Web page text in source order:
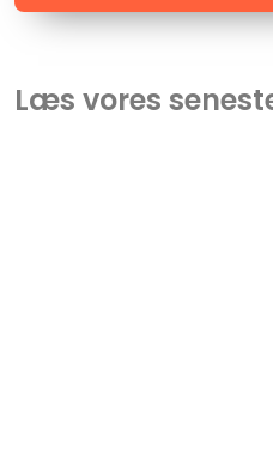
Læs vores